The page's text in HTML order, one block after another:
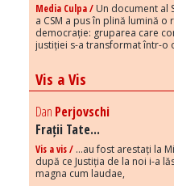
Media Culpa / Un document al
a CSM a pus în plină lumină
democrație: gruparea care
justiției s-a transformat într-o
Vis a Vis
Dan Perjovschi
Frații Tate...
Vis a vis / ...au fost arestați la
după ce Justiția de la noi i-a
magna cum laudae,